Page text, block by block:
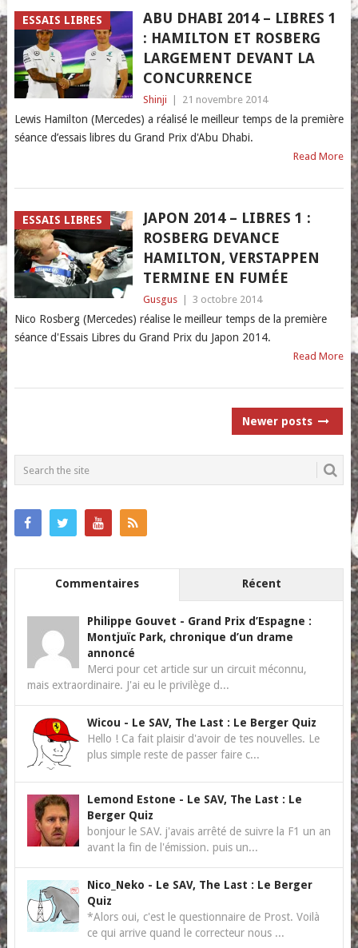
ESSAIS LIBRES
ABU DHABI 2014 – LIBRES 1
: HAMILTON ET ROSBERG
LARGEMENT DEVANT LA
CONCURRENCE
Shinji 21 novembre 2014
Lewis Hamilton (Mercedes) a réalisé le meilleur temps de la première
séance d’essais libres du Grand Prix d'Abu Dhabi.
Read More
ESSAIS LIBRES
JAPON 2014 – LIBRES 1 :
ROSBERG DEVANCE
HAMILTON, VERSTAPPEN
TERMINE EN FUMÉE
Gusgus 3 octobre 2014
Nico Rosberg (Mercedes) réalise le meilleur temps de la première
séance d'Essais Libres du Grand Prix du Japon 2014.
Read More
Newer posts
Commentaires Récent
Philippe Gouvet - Grand Prix d’Espagne :
Montjuïc Park, chronique d’un drame
annoncé
Merci pour cet article sur un circuit méconnu,
mais extraordinaire. J'ai eu le privilège d...
Wicou - Le SAV, The Last : Le Berger Quiz
Hello ! Ca fait plaisir d'avoir de tes nouvelles. Le
plus simple reste de passer faire c...
Lemond Estone - Le SAV, The Last : Le
Berger Quiz
bonjour le SAV. j'avais arrêté de suivre la F1 un an
avant la fin de l'émission. puis un...
Nico_Neko - Le SAV, The Last : Le Berger
Quiz
*Alors oui, c'est le questionnaire de Prost. Voilà
ce qui arrive quand le correcteur nous ...